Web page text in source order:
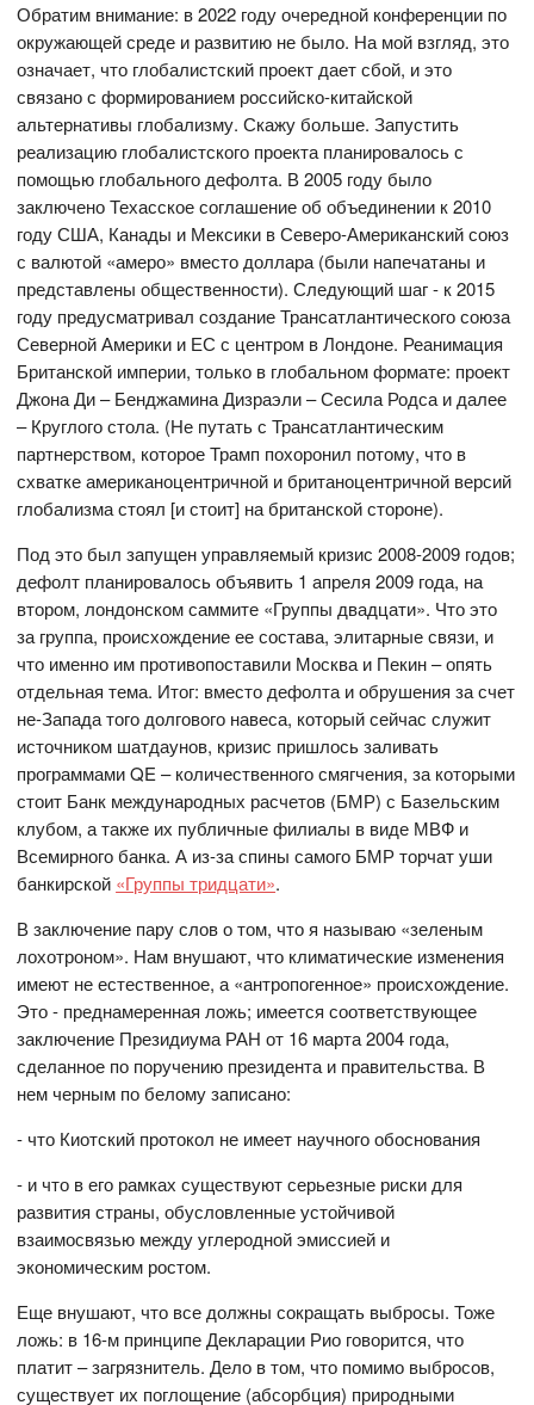
Обратим внимание: в 2022 году очередной конференции по
окружающей среде и развитию не было. На мой взгляд, это
означает, что глобалистский проект дает сбой, и это
связано с формированием российско-китайской
альтернативы глобализму. Скажу больше. Запустить
реализацию глобалистского проекта планировалось с
помощью глобального дефолта. В 2005 году было
заключено Техасское соглашение об объединении к 2010
году США, Канады и Мексики в Северо-Американский союз
с валютой «амеро» вместо доллара (были напечатаны и
представлены общественности). Следующий шаг - к 2015
году предусматривал создание Трансатлантического союза
Северной Америки и ЕС с центром в Лондоне. Реанимация
Британской империи, только в глобальном формате: проект
Джона Ди – Бенджамина Дизраэли – Сесила Родса и далее
– Круглого стола. (Не путать с Трансатлантическим
партнерством, которое Трамп похоронил потому, что в
схватке американоцентричной и британоцентричной версий
глобализма стоял [и стоит] на британской стороне).
Под это был запущен управляемый кризис 2008-2009 годов;
дефолт планировалось объявить 1 апреля 2009 года, на
втором, лондонском саммите «Группы двадцати». Что это
за группа, происхождение ее состава, элитарные связи, и
что именно им противопоставили Москва и Пекин – опять
отдельная тема. Итог: вместо дефолта и обрушения за счет
не-Запада того долгового навеса, который сейчас служит
источником шатдаунов, кризис пришлось заливать
программами QE – количественного смягчения, за которыми
стоит Банк международных расчетов (БМР) с Базельским
клубом, а также их публичные филиалы в виде МВФ и
Всемирного банка. А из-за спины самого БМР торчат уши
банкирской «Группы тридцати».
В заключение пару слов о том, что я называю «зеленым
лохотроном». Нам внушают, что климатические изменения
имеют не естественное, а «антропогенное» происхождение.
Это - преднамеренная ложь; имеется соответствующее
заключение Президиума РАН от 16 марта 2004 года,
сделанное по поручению президента и правительства. В
нем черным по белому записано:
- что Киотский протокол не имеет научного обоснования
- и что в его рамках существуют серьезные риски для
развития страны, обусловленные устойчивой
взаимосвязью между углеродной эмиссией и
экономическим ростом.
Еще внушают, что все должны сокращать выбросы. Тоже
ложь: в 16-м принципе Декларации Рио говорится, что
платит – загрязнитель. Дело в том, что помимо выбросов,
существует их поглощение (абсорбция) природными